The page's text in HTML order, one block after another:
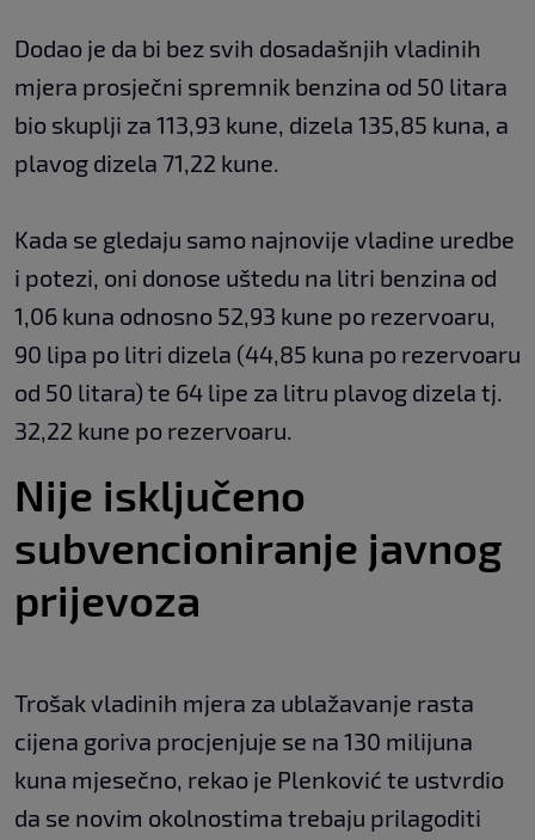
Dodao je da bi bez svih dosadašnjih vladinih
mjera prosječni spremnik benzina od 50 litara
bio skuplji za 113,93 kune, dizela 135,85 kuna, a
plavog dizela 71,22 kune.
Kada se gledaju samo najnovije vladine uredbe
i potezi, oni donose uštedu na litri benzina od
1,06 kuna odnosno 52,93 kune po rezervoaru,
90 lipa po litri dizela (44,85 kuna po rezervoaru
od 50 litara) te 64 lipe za litru plavog dizela tj.
32,22 kune po rezervoaru.
Nije isključeno
subvencioniranje javnog
prijevoza
Trošak vladinih mjera za ublažavanje rasta
cijena goriva procjenjuje se na 130 milijuna
kuna mjesečno, rekao je Plenković te ustvrdio
da se novim okolnostima trebaju prilagoditi